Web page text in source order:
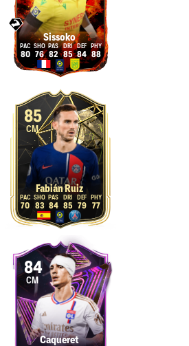
Sissoko
80 76 82 85 84 88
85
CM
Fabián Ruiz
70 83 84 85 79 77
84
CM
Caqueret